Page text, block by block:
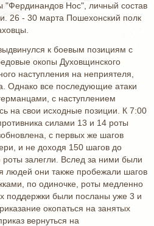
"Фердинандов Нос", личный состав
26 - 30 марта Пошехонский полк
к боевым позициям с
окопы Духовщинского
наступления на неприятеля,
Однако все последующие атаки
с наступлением
на свои исходные позиции. К 7:00
силами 13 и 14 роты
с первых же шагов
и не доходя 150 шагов до
залегли. Вслед за ними были
людей они также пробежали шагов
по одиночке, роты медленно
поддержки были посланы уже 3 и
окопаться на занятых
вернуться на